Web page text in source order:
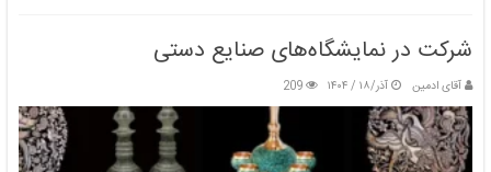
شرکت در نمایشگاه‌های صنایع دستی
آقای ادمین آذر/۱۸ / ۱۴۰۴ 209